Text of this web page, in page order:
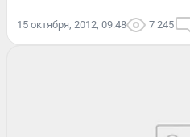
15 октября, 2012, 09:48 7 245